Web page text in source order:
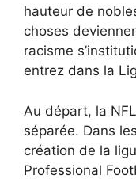
hauteur de
choses
racisme
entrez dans la
Au départ, la
séparée. Dans
création de la
Professional